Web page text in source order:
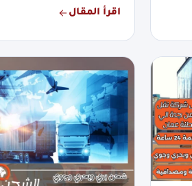
اقرأ المقال